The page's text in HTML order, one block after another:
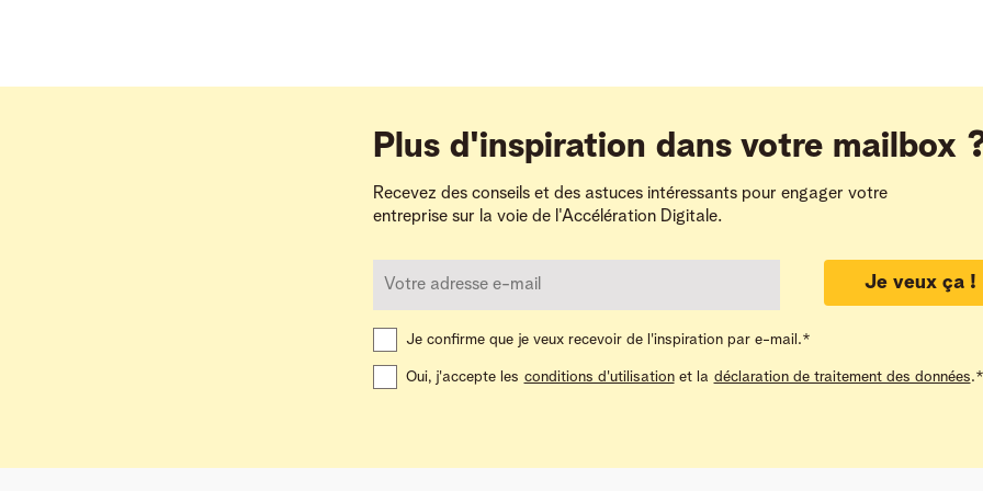
Plus d'inspiration dans votre mailbox
Recevez des conseils et des astuces intéressants pour engager votre
entreprise sur la voie de l'Accélération Digitale.
Je confirme que je veux recevoir de l'inspiration par e-mail.*
Oui, j'accepte les conditions d'utilisation et la déclaration de traitement des données.*
Je veux ça !